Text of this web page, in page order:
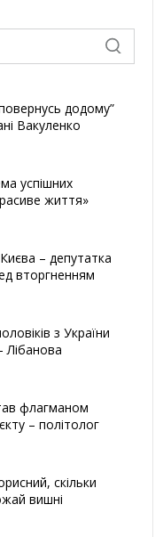
додому”
Вакуленко
успішних
життя»
– депутатка
вторгненням
з України
Лібанова
флагманом
– політолог
скільки
вишні